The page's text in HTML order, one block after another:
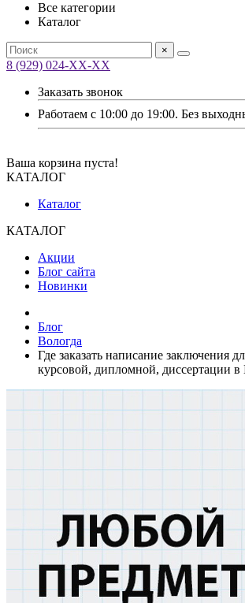
Все категории
Каталог
×
8 (929) 024-ХХ-ХХ
Заказать звонок
Работаем с 10:00 до 19:00. Без
Ваша корзина пуста!
КАТАЛОГ
Каталог
КАТАЛОГ
Акции
Блог сайта
Новинки
Блог
Вологда
Где заказать написание заключения
курсовой, дипломной, диссертации в